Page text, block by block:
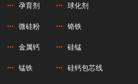
孕育剂 球化剂
微硅粉 铬铁
金属钙 硅锰
锰铁 硅钙包芯线